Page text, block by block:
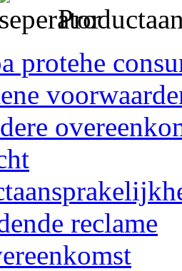
protehe
reclame